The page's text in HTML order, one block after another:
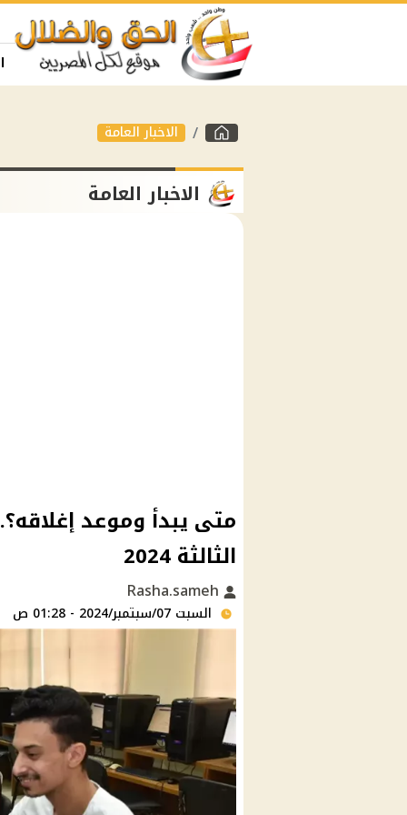
الاخبار العامة
الاخبار العامة
متى يبدأ وموعد
الثالثة 2024
السبت 07/سبتمبر/2024 - 01:28 ص